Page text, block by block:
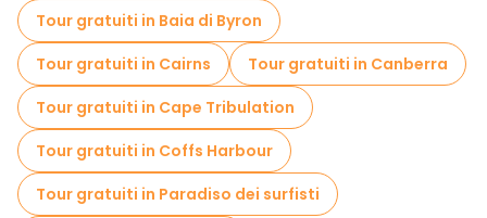
Tour gratuiti in Baia di Byron
Tour gratuiti in Cairns
Tour gratuiti in Canberra
Tour gratuiti in Cape Tribulation
Tour gratuiti in Coffs Harbour
Tour gratuiti in Paradiso dei surfisti